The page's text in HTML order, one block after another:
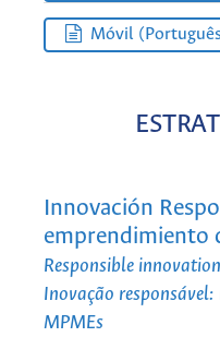
Móvil
Innovación
emprendimiento
Responsible
Inovação
MPMEs